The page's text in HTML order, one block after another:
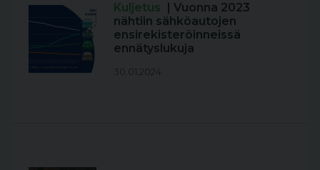
Kuljetus
| Vuonna 2023
nähtiin sähköautojen
ensirekisteröinneissä
ennätyslukuja
30.01.2024